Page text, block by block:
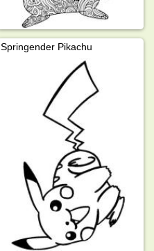
Springender Pikachu